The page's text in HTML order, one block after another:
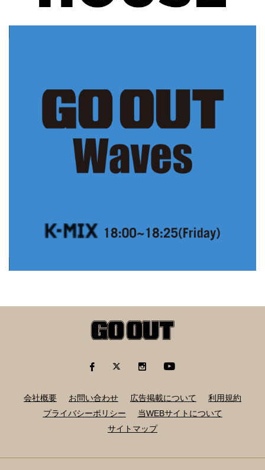
会社概要 お問い合わせ 広告掲載について
利用規約
プライバシーポリシー
当WEBサイトについて
サイトマップ